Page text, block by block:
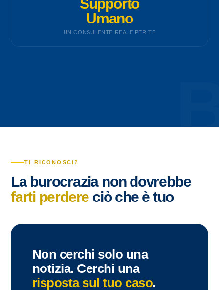
Supporto
Umano
UN CONSULENTE REALE PER TE
TI RICONOSCI?
La burocrazia non dovrebbe
farti perdere ciò che è tuo
Non cerchi solo una
notizia. Cerchi una
risposta sul tuo caso.